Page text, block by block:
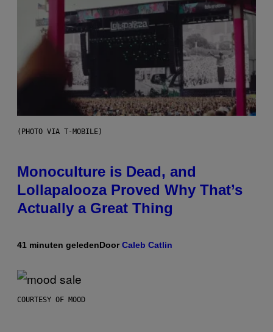
(PHOTO VIA T-MOBILE)
Monoculture is Dead, and
Lollapalooza Proved Why That’s
Actually a Great Thing
41 minuten geledenDoorCaleb Catlin
COURTESY OF MOOD